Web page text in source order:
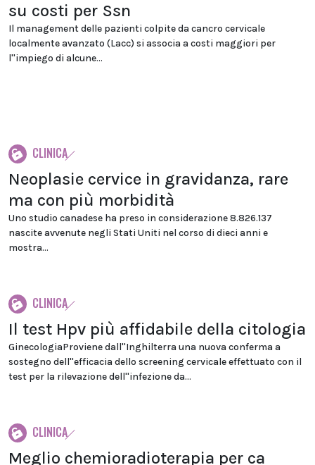
su costi per Ssn
Il management delle pazienti colpite da cancro cervicale
localmente avanzato (Lacc) si associa a costi maggiori per
l''impiego di alcune...
CLINICA
Neoplasie cervice in gravidanza, rare
ma con più morbidità
Uno studio canadese ha preso in considerazione 8.826.137
nascite avvenute negli Stati Uniti nel corso di dieci anni e
mostra...
CLINICA
Il test Hpv più affidabile della citologia
GinecologiaProviene dall''Inghilterra una nuova conferma a
sostegno dell''efficacia dello screening cervicale effettuato con il
test per la rilevazione dell''infezione da...
CLINICA
Meglio chemioradioterapia per ca